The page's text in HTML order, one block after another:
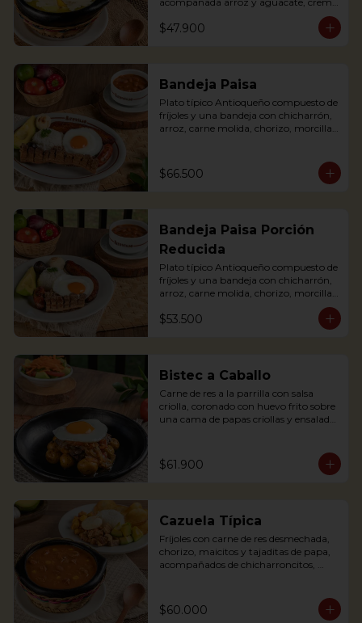
de leche y alcaparras. (Foto de porción
completa).
served with capers, and cream.
Accompanied with rice, arepa and
avocado.
$47.900
Bandeja Paisa
Plato típico Antioqueño compuesto de
fríjoles y una bandeja con chicharrón,
arroz, carne molida, chorizo, morcilla,
The bandeja paisa is our most
important regional dish. It comes with
$66.500
Bandeja Paisa Porción
Reducida
Plato típico Antioqueño compuesto de
fríjoles y una bandeja con chicharrón,
arroz, carne molida, chorizo, morcilla,
tajada de plátano maduro, huevo frito
y aguacate.
egg, plantains and pork cracklings.
Accompanied with rice and avocado.
$53.500
Bistec a Caballo
Carne de res a la parrilla con salsa
criolla, coronado con huevo frito sobre
una cama de papas criollas y ensalada
Horseback” is a traditional Colombian
dish where a Tenderloin steak is placed
$61.900
Cazuela Típica
Fríjoles con carne de res desmechada,
chorizo, maicitos y tajaditas de papa,
acompañados de chicharroncitos,
Bean soup with shredded meat,
$60.000